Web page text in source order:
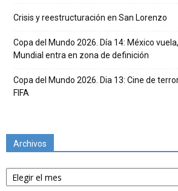
Crisis y reestructuración en San Lorenzo
Copa del Mundo 2026. Día 14: México
Mundial entra en zona de definición
Copa del Mundo 2026. Dia 13: Cine de
FIFA
Archivos
Archivos